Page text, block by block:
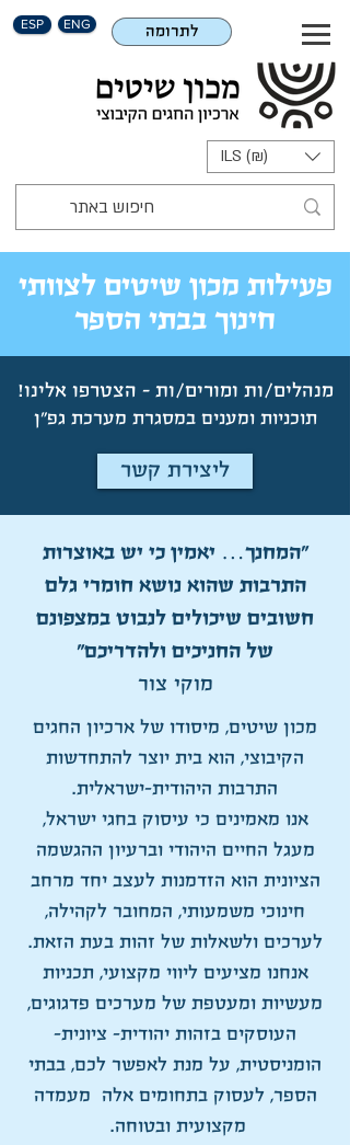
ESP ENG לתרומה
ILS (₪)
פעילות מכון שיטים לצוותי
חינוך בבתי הספר
מנהלים/ות ומורים/ות - הצטרפו אלינו!
תוכניות ומענים במסגרת מערכת גפ"ן
ליצירת קשר
"המחנך… יאמין כי יש באוצרות
התרבות שהוא נושא חומרי גלם
חשובים שיכולים לנבוט במצפונם
של החניכים ולהדריכם"
מוקי צור
מכון שיטים, מיסודו של ארכיון החגים
הקיבוצי, הוא בית יוצר להתחדשות
התרבות היהודית-ישראלית.
אנו מאמינים כי עיסוק בחגי ישראל,
מעגל החיים היהודי וברעיון ההגשמה
הציונית הוא הזדמנות לעצב יחד מרחב
חינוכי משמעותי, המחובר לקהילה,
לערכים ולשאלות של זהות בעת הזאת.
אנחנו מציעים ליווי מקצועי, תכניות
מעשיות ומעטפת של מערכים פדגוגים,
העוסקים בזהות יהודית- ציונית-
הומניסטית, על מנת לאפשר לכם, בבתי
הספר, לעסוק בתחומים אלה מעמדה
מקצועית ובטוחה.